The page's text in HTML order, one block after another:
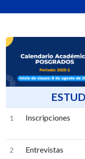
1 Inscripciones
2 Entrevistas